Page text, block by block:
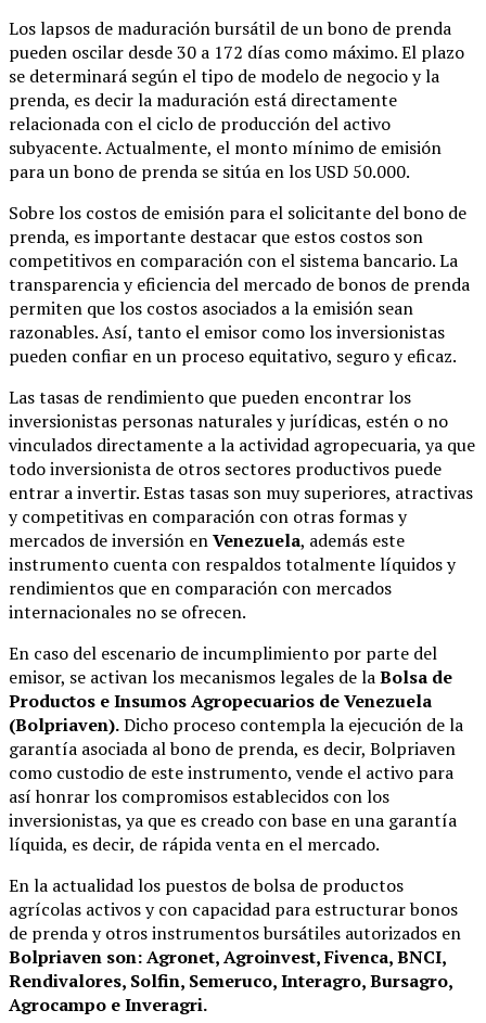
Los lapsos de maduración bursátil de un bono de prenda
pueden oscilar desde 30 a 172 días como máximo. El plazo
se determinará según el tipo de modelo de negocio y la
prenda, es decir la maduración está directamente
relacionada con el ciclo de producción del activo
subyacente. Actualmente, el monto mínimo de emisión
para un bono de prenda se sitúa en los USD 50.000.
Sobre los costos de emisión para el solicitante del bono de
prenda, es importante destacar que estos costos son
competitivos en comparación con el sistema bancario. La
transparencia y eficiencia del mercado de bonos de prenda
permiten que los costos asociados a la emisión sean
razonables. Así, tanto el emisor como los inversionistas
pueden confiar en un proceso equitativo, seguro y eficaz.
Las tasas de rendimiento que pueden encontrar los
inversionistas personas naturales y jurídicas, estén o no
vinculados directamente a la actividad agropecuaria, ya que
todo inversionista de otros sectores productivos puede
entrar a invertir. Estas tasas son muy superiores, atractivas
y competitivas en comparación con otras formas y
mercados de inversión enVenezuela, además este
instrumento cuenta con respaldos totalmente líquidos y
rendimientos que en comparación con mercados
internacionales no se ofrecen.
En caso del escenario de incumplimiento por parte del
emisor, se activan los mecanismos legales de laBolsa de
Productos e Insumos Agropecuarios de Venezuela
(Bolpriaven).Dicho proceso contempla la ejecución de la
garantía asociada al bono de prenda, es decir, Bolpriaven
como custodio de este instrumento, vende el activo para
así honrar los compromisos establecidos con los
inversionistas, ya que es creado con base en una garantía
líquida, es decir, de rápida venta en el mercado.
En la actualidad los puestos de bolsa de productos
agrícolas activos y con capacidad para estructurar bonos
de prenda y otros instrumentos bursátiles autorizados en
Bolpriaven son: Agronet, Agroinvest, Fivenca, BNCI,
Rendivalores, Solfin, Semeruco, Interagro, Bursagro,
Agrocampo e Inveragri.